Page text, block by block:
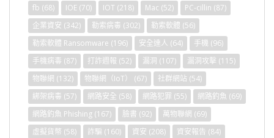
fb (68) IOE (70) IOT (218) Mac (52) PC-cillin (87)
企業資安 (342) 勒索病毒 (302) 勒索軟體 (56)
勒索軟體 Ransomware (196) 安全達人 (64) 手機 (96)
手機病毒 (87) 打詐週報 (52) 漏洞 (107) 漏洞攻擊 (115)
物聯網 (132) 物聯網（IoT） (67) 社群網站 (54)
綁架病毒 (57) 網路安全 (58) 網路犯罪 (55) 網路釣魚 (69)
網路釣魚 Phishing (167) 臉書 (92) 萬物聯網 (69)
虛擬貨幣 (58) 詐騙 (160) 資安 (208) 資安報告 (84)